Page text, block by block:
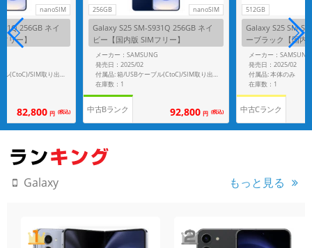
nanoSIM
256GB ネイ
リー】
付属品: 箱/USBケーブル(CtoC)/SIM取り出し用ピン/マニュアル
82,800 円 (税込)
256GB nanoSIM
Galaxy S25 SM-S931Q 256GB ネイ
ビー【国内版 SIMフリー】
メーカー：SAMSUNG
発売日：2025/02
付属品: 箱/USBケーブル(CtoC)/SIM取り出し用ピン/マニュアル
在庫数：1
中古Bランク 92,800 円 (税込)
512GB
Galaxy S25 SM-
ーブラック【国内
メーカー：SAMSUNG
発売日：2025/02
付属品: 本体のみ
在庫数：1
中古Cランク
Galaxy もっと見る